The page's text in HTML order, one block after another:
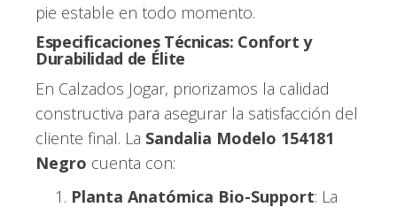
pie estable en todo momento.
Especificaciones Técnicas: Confort y
Durabilidad de Élite
En Calzados Jogar, priorizamos la calidad
constructiva para asegurar la satisfacción del
cliente final. La Sandalia Modelo 154181
Negro cuenta con:
Planta Anatómica Bio-Support: La